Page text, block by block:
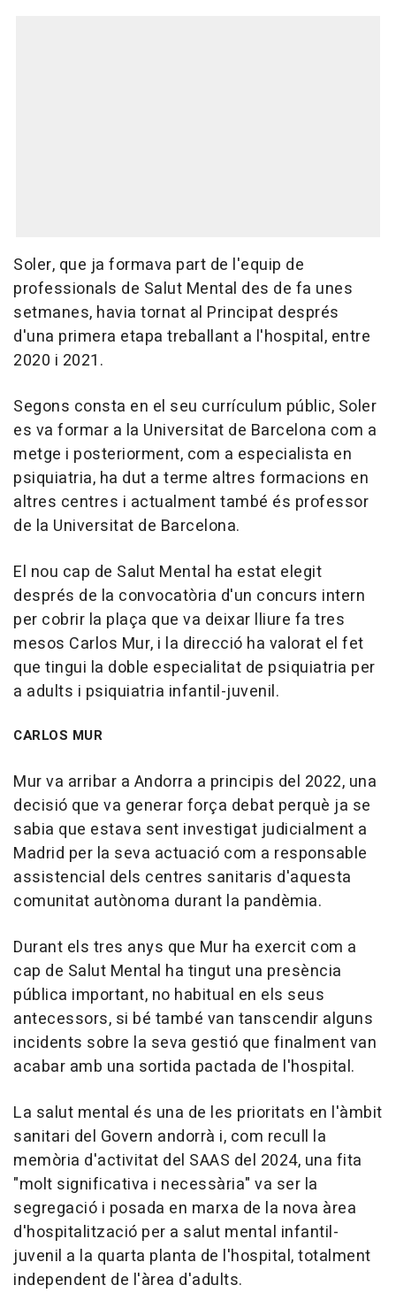
Soler, que ja formava part de l'equip de
professionals de Salut Mental des de fa unes
setmanes, havia tornat al Principat després
d'una primera etapa treballant a l'hospital, entre
2020 i 2021.
Segons consta en el seu currículum públic, Soler
es va formar a la Universitat de Barcelona com a
metge i posteriorment, com a especialista en
psiquiatria, ha dut a terme altres formacions en
altres centres i actualment també és professor
de la Universitat de Barcelona.
El nou cap de Salut Mental ha estat elegit
després de la convocatòria d'un concurs intern
per cobrir la plaça que va deixar lliure fa tres
mesos Carlos Mur, i la direcció ha valorat el fet
que tingui la doble especialitat de psiquiatria per
a adults i psiquiatria infantil-juvenil.
CARLOS MUR
Mur va arribar a Andorra a principis del 2022, una
decisió que va generar força debat perquè ja se
sabia que estava sent investigat judicialment a
Madrid per la seva actuació com a responsable
assistencial dels centres sanitaris d'aquesta
comunitat autònoma durant la pandèmia.
Durant els tres anys que Mur ha exercit com a
cap de Salut Mental ha tingut una presència
pública important, no habitual en els seus
antecessors, si bé també van tanscendir alguns
incidents sobre la seva gestió que finalment van
acabar amb una sortida pactada de l'hospital.
La salut mental és una de les prioritats en l'àmbit
sanitari del Govern andorrà i, com recull la
memòria d'activitat del SAAS del 2024, una fita
"molt significativa i necessària" va ser la
segregació i posada en marxa de la nova àrea
d'hospitalització per a salut mental infantil-
juvenil a la quarta planta de l'hospital, totalment
independent de l'àrea d'adults.